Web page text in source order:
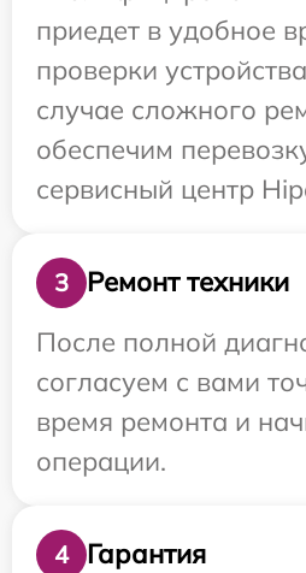
приедет в удобное
проверки
случае сложного
обеспечим
сервисный центр
3
Ремонт техники
После полной
согласуем с вами
время ремонта и
операции.
4
Гарантия